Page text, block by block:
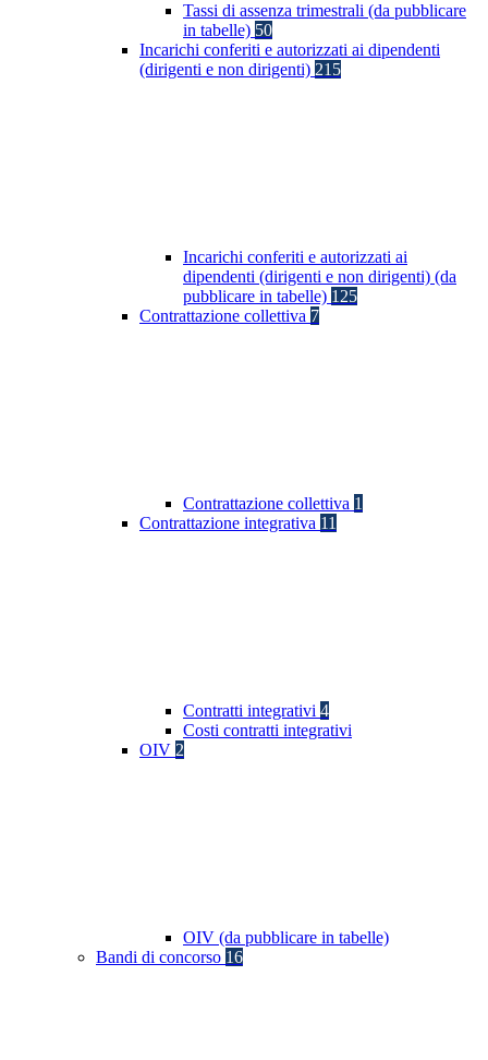
Tassi di assenza trimestrali (da pubblicare
in tabelle) 50
Incarichi conferiti e autorizzati ai dipendenti
(dirigenti e non dirigenti) 215
Incarichi conferiti e autorizzati ai
dipendenti (dirigenti e non dirigenti) (da
pubblicare in tabelle) 125
Contrattazione collettiva 7
Contrattazione collettiva 1
Contrattazione integrativa 11
Contratti integrativi 4
Costi contratti integrativi
OIV 2
OIV (da pubblicare in tabelle)
Bandi di concorso 16